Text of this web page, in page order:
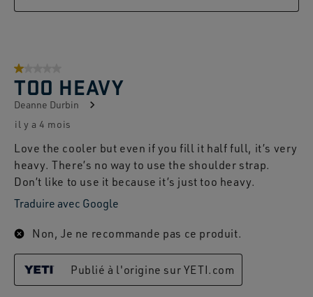
1 sur 5 étoiles.
TOO HEAVY
Deanne Durbin
il y a 4 mois
Love the cooler but even if you fill it half full, it’s very
heavy. There’s no way to use the shoulder strap.
Don’t like to use it because it’s just too heavy.
Traduire avec Google
Non, Je ne recommande pas ce produit.
Publié à l'origine sur YETI.com